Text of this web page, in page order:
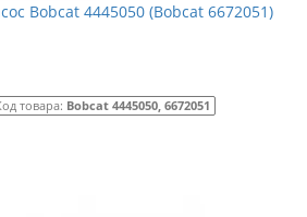
Bobcat 4445050 (Bobcat 6672051)
товара: Bobcat 4445050, 6672051